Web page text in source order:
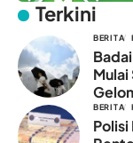
Terkini
BERITA
Mulai
BERITA
Polisi